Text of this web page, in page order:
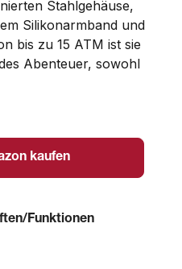
Stahlgehäuse,
Silikonarmband und
bis zu 15 ATM ist sie
Abenteuer, sowohl
kaufen
Funktionen